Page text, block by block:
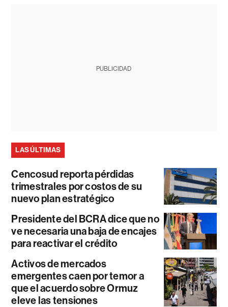
PUBLICIDAD
LAS ÚLTIMAS
Cencosud reporta pérdidas
trimestrales por costos de su
nuevo plan estratégico
Presidente del BCRA dice que no
ve necesaria una baja de encajes
para reactivar el crédito
Activos de mercados
emergentes caen por temor a
que el acuerdo sobre Ormuz
eleve las tensiones